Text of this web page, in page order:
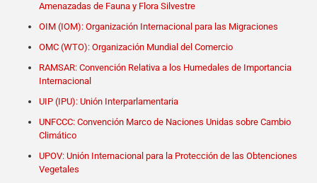
Amenazadas de Fauna y Flora Silvestre
OIM (IOM): Organización Internacional para las Migraciones
OMC (WTO): Organización Mundial del Comercio
RAMSAR: Convención Relativa a los Humedales de Importancia
Internacional
UIP (IPU): Unión Interparlamentaria
UNFCCC: Convención Marco de Naciones Unidas sobre Cambio
Climático
UPOV: Unión Internacional para la Protección de las Obtenciones
Vegetales